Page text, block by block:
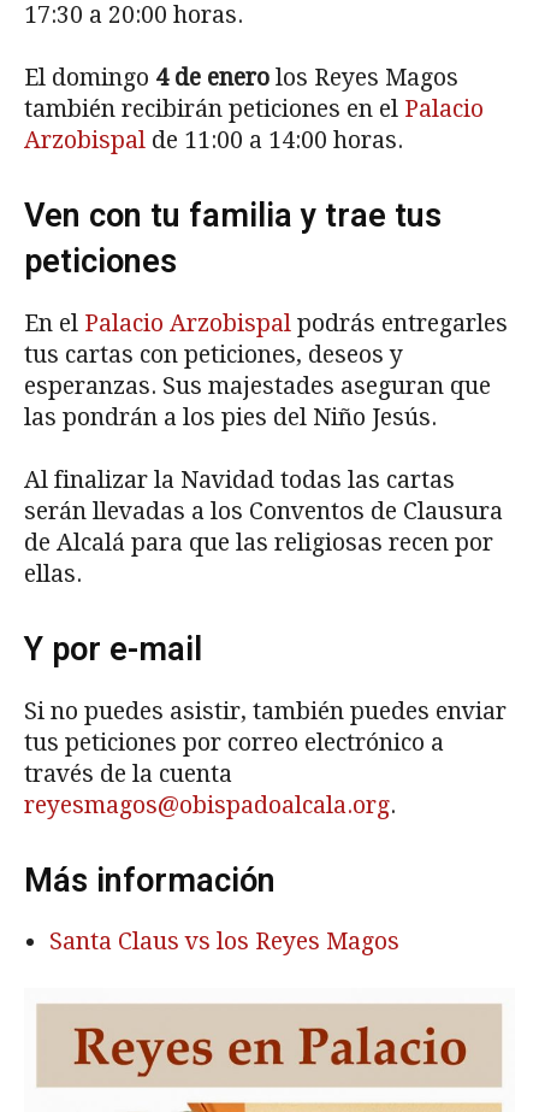
17:30 a 20:00 horas.
El domingo 4 de enero los Reyes Magos
también recibirán peticiones en el Palacio
Arzobispal de 11:00 a 14:00 horas.
Ven con tu familia y trae tus
peticiones
En el Palacio Arzobispal podrás entregarles
tus cartas con peticiones, deseos y
esperanzas. Sus majestades aseguran que
las pondrán a los pies del Niño Jesús.
Al finalizar la Navidad todas las cartas
serán llevadas a los Conventos de Clausura
de Alcalá para que las religiosas recen por
ellas.
Y por e-mail
Si no puedes asistir, también puedes enviar
tus peticiones por correo electrónico a
través de la cuenta
reyesmagos@obispadoalcala.org.
Más información
Santa Claus vs los Reyes Magos